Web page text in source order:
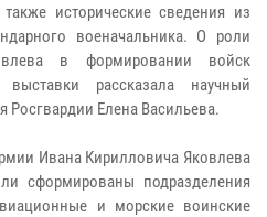
исторические сведения из
военачальника. О роли
в формировании войск
выставки рассказала научный
Росгвардии Елена Васильева.
Ивана Кирилловича Яковлева
сформированы подразделения
и морские воинские